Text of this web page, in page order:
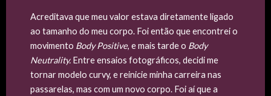
Acreditava que meu valor estava diretamente ligado
ao tamanho do meu corpo. Foi então que encontrei o
movimento Body Positive, e mais tarde o Body
Neutrality. Entre ensaios fotográficos, decidi me
tornar modelo curvy, e reinicie minha carreira nas
passarelas, mas com um novo corpo. Foi aí que a